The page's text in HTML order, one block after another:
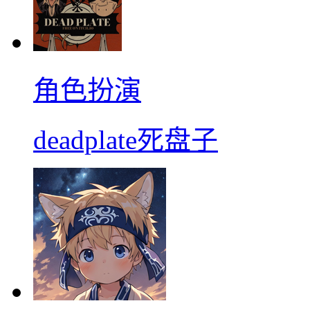
角色扮演
deadplate死盘子